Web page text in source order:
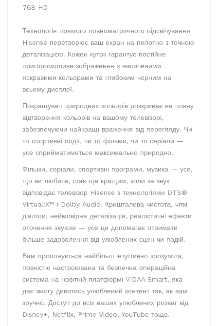
768 HD
Технологія прямого повноматричного підсвічування
Hisense перетворює ваш екран на полотно з точною
деталізацією. Кожен куток гарантує постійне
приголомшливе зображення з насиченими
яскравими кольорами та глибоким чорним на
всьому дисплеї.
Покращувач природних кольорів розкриває на повну
відтворення кольорів на вашому телевізорі,
забезпечуючи найкращі враження від перегляду. Чи
то спортивні події, чи то фільми, чи то серіали —
усе сприйматиметься максимально природно.
Фільми, серіали, спортивні програми, музика — усе,
що ви любите, стає ще кращим, коли за звук
відповідає телевізор Hisense з технологіями DTS®
Virtual:X™ і Dolby Audio. Кришталева чистота, чіткі
діалоги, неймовірна деталізація, реалістичні ефекти
оточення звуком — усе це допомагає отримати
більше задоволення від улюблених сцен чи подій.
Вам пропонується найбільш інтуїтивно зрозуміла,
повністю настроювана та безпечна операційна
система на новітній платформі VIDAA Smart, яка
дає змогу дивитись улюблений контент так, як вам
зручно. Доступ до всіх ваших улюблених розваг від
Disney+, Netflix, Prime Video, YouTube тощо.